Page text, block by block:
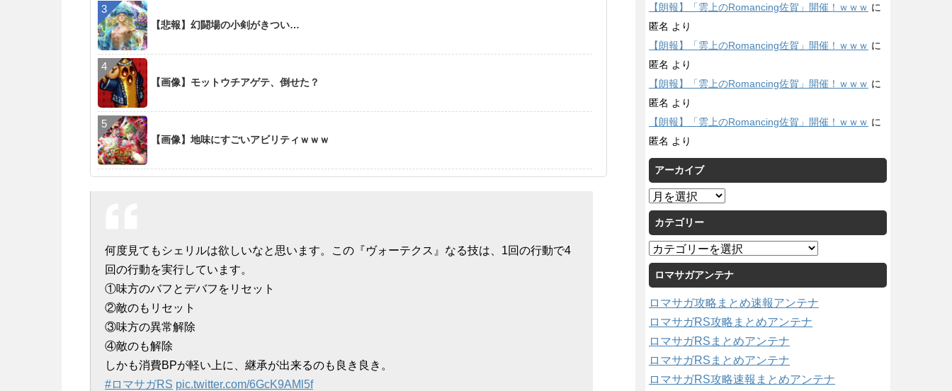
【悲報】幻闘場の小剣がきつい…
【画像】モットウチアゲテ、倒せた？
【画像】地味にすごいアビリティｗｗｗ
何度見てもシェリルは欲しいなと思います。この『ヴォーテクス』なる技は、1回の行動で4
回の行動を実行しています。
①味方のバフとデバフをリセット
②敵のもリセット
③味方の異常解除
④敵のも解除
しかも消費BPが軽い上に、継承が出来るのも良き良き。
#ロマサガRS pic.twitter.com/6GcK9AMl5f
【朗報】「雲上のRomancing佐賀」開催！ｗｗｗ に
匿名 より
【朗報】「雲上のRomancing佐賀」開催！ｗｗｗ に
匿名 より
【朗報】「雲上のRomancing佐賀」開催！ｗｗｗ に
匿名 より
【朗報】「雲上のRomancing佐賀」開催！ｗｗｗ に
匿名 より
アーカイブ
ア
ー
カ
イ
ブ
カテゴリー
カ
テ
ゴ
リ
ー
ロマサガアンテナ
ロマサガ攻略まとめ速報アンテナ
ロマサガRS攻略まとめアンテナ
ロマサガRSまとめアンテナ
ロマサガRSまとめアンテナ
ロマサガRS攻略速報まとめアンテナ